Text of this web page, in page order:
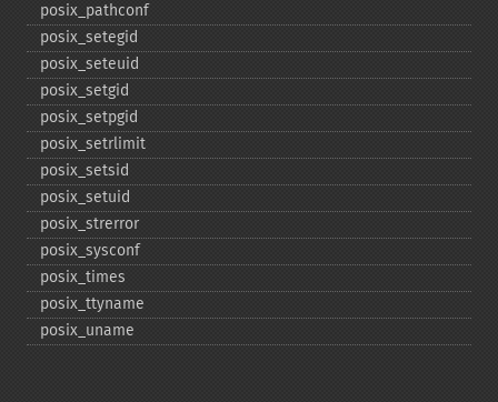
posix_​pathconf
posix_​setegid
posix_​seteuid
posix_​setgid
posix_​setpgid
posix_​setrlimit
posix_​setsid
posix_​setuid
posix_​strerror
posix_​sysconf
posix_​times
posix_​ttyname
posix_​uname